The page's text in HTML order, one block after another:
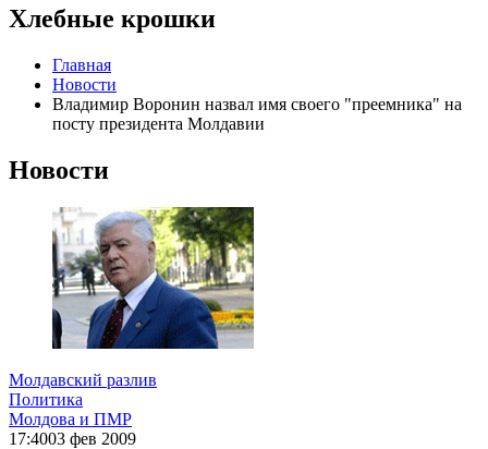
Хлебные крошки
Главная
Новости
Владимир Воронин назвал имя своего "преемника" на
посту президента Молдавии
Новости
Молдавский разлив
Политика
Молдова и ПМР
17:4003 фев 2009